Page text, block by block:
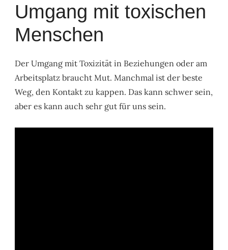
Umgang mit toxischen
Menschen
Der Umgang mit Toxizität in Beziehungen oder am
Arbeitsplatz braucht Mut. Manchmal ist der beste
Weg, den Kontakt zu kappen. Das kann schwer sein,
aber es kann auch sehr gut für uns sein.